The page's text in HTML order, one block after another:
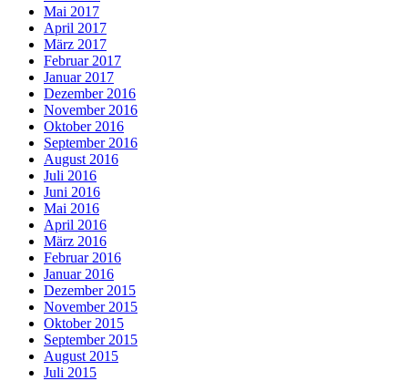
Mai 2017
April 2017
März 2017
Februar 2017
Januar 2017
Dezember 2016
November 2016
Oktober 2016
September 2016
August 2016
Juli 2016
Juni 2016
Mai 2016
April 2016
März 2016
Februar 2016
Januar 2016
Dezember 2015
November 2015
Oktober 2015
September 2015
August 2015
Juli 2015